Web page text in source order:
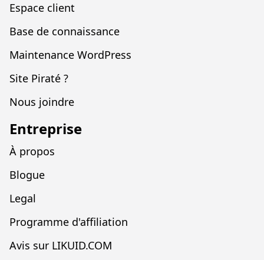
Espace client
Base de connaissance
Maintenance WordPress
Site Piraté ?
Nous joindre
Entreprise
À propos
Blogue
Legal
Programme d'affiliation
Avis sur LIKUID.COM